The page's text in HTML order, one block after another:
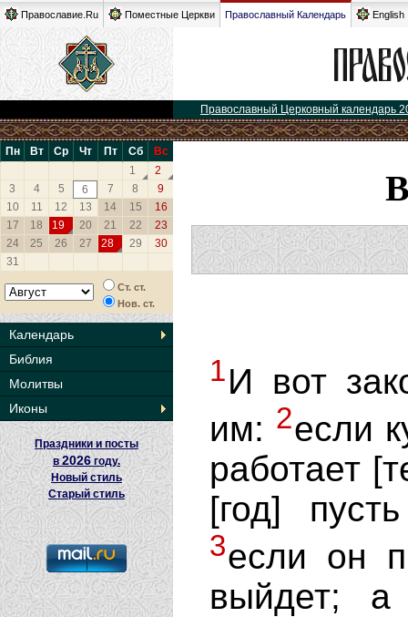
Православие.Ru Поместные Церкви Православный Календарь English
Православный Церковный календарь
Пн Вт Ср Чт Пт Сб
Вс
1
2
3
4 5 6 7 8
9
10
11 12 13 14 15
16
17
18 19 20 21 22
23
24
25 26 27 28 29
30
31
Ст. ст.
Нов. ст.
Календарь
Библия
Молитвы
Иконы
Праздники и посты
в2026 году.
Новый стиль
Старый стиль
1И вот
им: 2если
работает
[год]
3если он
выйдет;